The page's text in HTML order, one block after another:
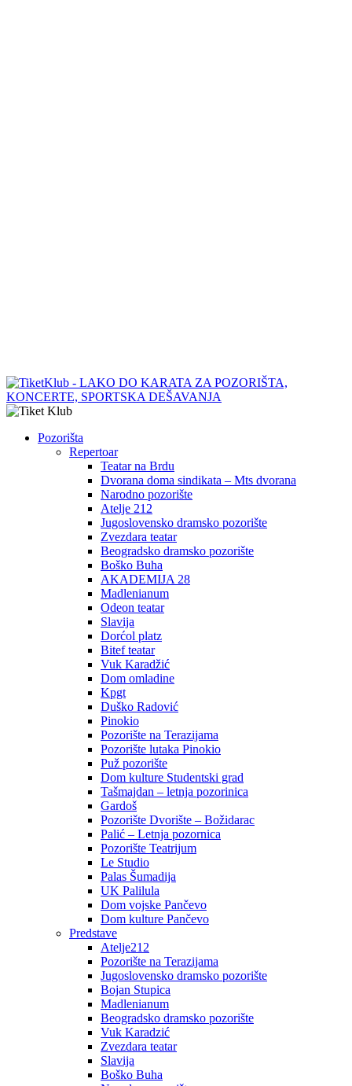
Pozorišta
Repertoar
Teatar na Brdu
Dvorana doma sindikata – Mts dvorana
Narodno pozorište
Atelje 212
Jugoslovensko dramsko pozorište
Zvezdara teatar
Beogradsko dramsko pozorište
Boško Buha
AKADEMIJA 28
Madlenianum
Odeon teatar
Slavija
Dorćol platz
Bitef teatar
Vuk Karadžić
Dom omladine
Kpgt
Duško Radović
Pinokio
Pozorište na Terazijama
Pozorište lutaka Pinokio
Puž pozorište
Dom kulture Studentski grad
Tašmajdan – letnja pozorinica
Gardoš
Pozorište Dvorište – Božidarac
Palić – Letnja pozornica
Pozorište Teatrijum
Le Studio
Palas Šumadija
UK Palilula
Dom vojske Pančevo
Dom kulture Pančevo
Predstave
Atelje212
Pozorište na Terazijama
Jugoslovensko dramsko pozorište
Bojan Stupica
Madlenianum
Beogradsko dramsko pozorište
Vuk Karadzić
Zvezdara teatar
Slavija
Boško Buha